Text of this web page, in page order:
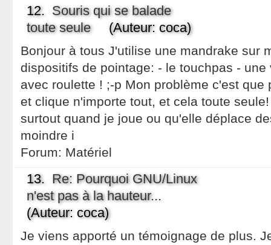
12. Souris qui se balade
toute seule(Auteur: coca)
Bonjour à tous J'utilise une mandrake sur
dispositifs de pointage: - le touchpas -
avec roulette ! ;-p Mon problème c'est que
et clique n'importe tout, et cela toute
surtout quand je joue ou qu'elle déplace
moindre i
Forum: Matériel
13. Re: Pourquoi GNU/Linux
n'est pas à la hauteur...
(Auteur: coca)
Je viens apporté un témoignage de plus.